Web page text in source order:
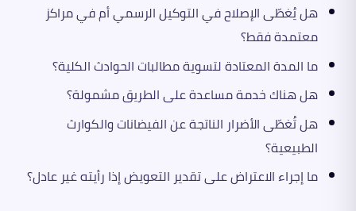
هل يُغطّى الإصلاح في التوكيل الرسمي أم في مراكز
معتمدة فقط؟
ما المدة المعتادة لتسوية مطالبات الحوادث الكلية؟
هل هناك خدمة مساعدة على الطريق مشمولة؟
هل تُغطّى الأضرار الناتجة عن الفيضانات والكوارث
الطبيعية؟
ما إجراء الاعتراض على تقدير التعويض إذا رأيته غير عادل؟